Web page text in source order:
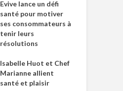
Evive lance un défi
santé pour motiver
ses consommateurs à
tenir leurs
résolutions
Isabelle Huot et Chef
Marianne allient
santé et plaisir